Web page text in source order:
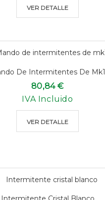
VER DETALLE
De Intermitentes De Mk1
80,84 €
IVA Incluido
VER DETALLE